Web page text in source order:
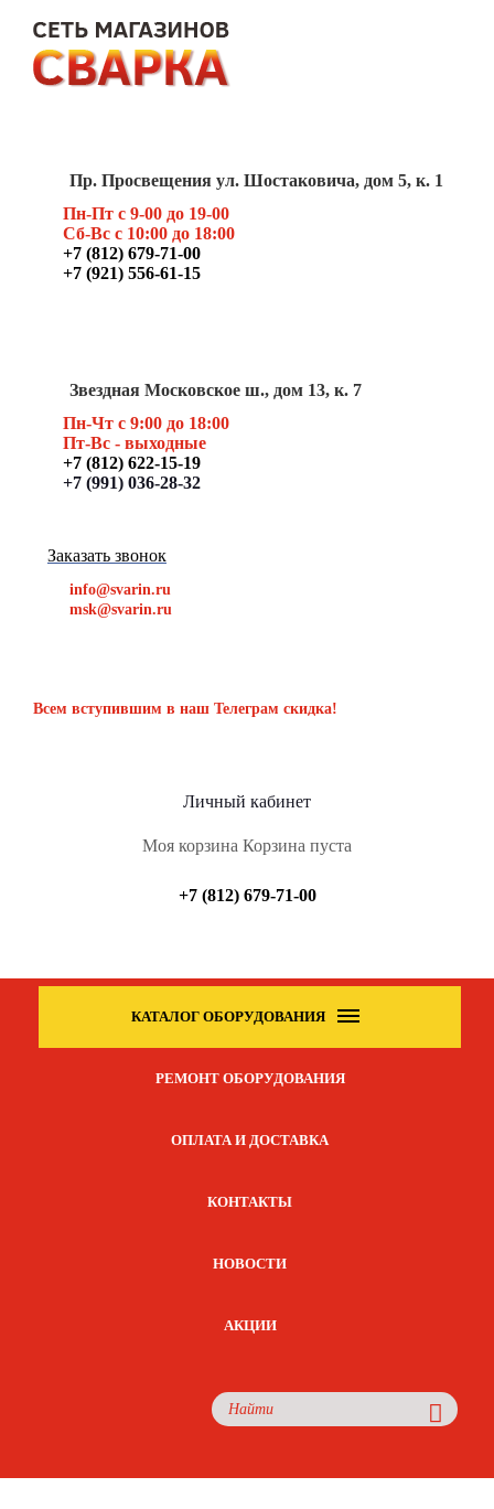
Пр. Просвещения ул. Шостаковича, дом 5, к. 1
Пн-Пт с 9-00 до 19-00
Сб-Вс с 10:00 до 18:00
+7 (812) 679-71-00
+7 (921) 556-61-15
Звездная Московское ш., дом 13, к. 7
Пн-Чт с 9:00 до 18:00
Пт-Вс - выходные
+7 (812) 622-15-19
+7 (991) 036-28-32
Заказать звонок
info@svarin.ru
msk@svarin.ru
Всем вступившим в наш Телеграм скидка!
Личный кабинет
Моя корзина Корзина пуста
+7 (812) 679-71-00
КАТАЛОГ ОБОРУДОВАНИЯ
РЕМОНТ ОБОРУДОВАНИЯ
ОПЛАТА И ДОСТАВКА
КОНТАКТЫ
НОВОСТИ
АКЦИИ